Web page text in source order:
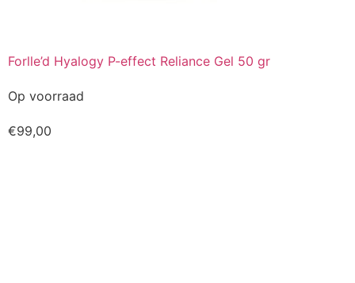
Forlle’d Hyalogy P-effect Reliance Gel 50 gr
Op voorraad
€99,00